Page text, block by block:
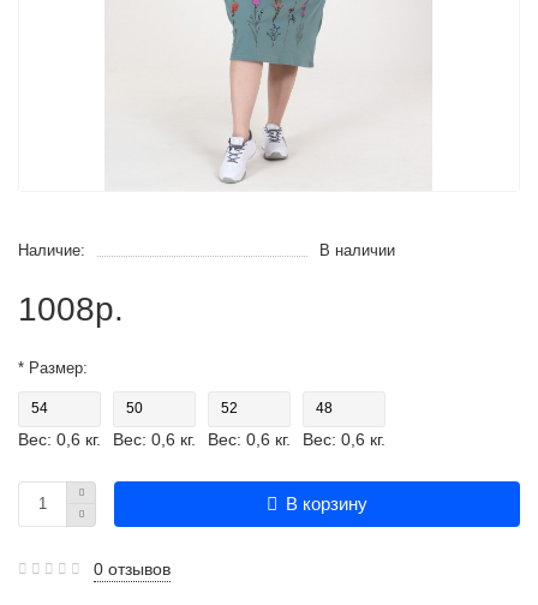
Наличие: В наличии
1008р.
* Размер:
54
Вес: 0,6 кг.
50
Вес: 0,6 кг.
52
Вес: 0,6 кг.
48
Вес: 0,6 кг.
В корзину
0 отзывов